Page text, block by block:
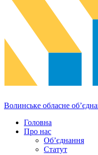
Волинське обласне
Головна
Про нас
Об’єднання
Статут